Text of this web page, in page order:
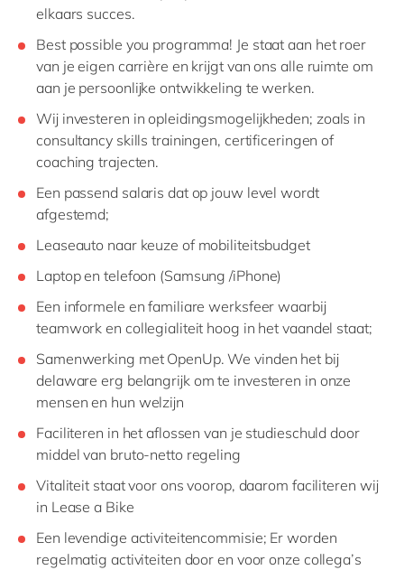
elkaars succes.
Best possible you programma! Je staat aan het roer
van je eigen carrière en krijgt van ons alle ruimte om
aan je persoonlijke ontwikkeling te werken.
Wij investeren in opleidingsmogelijkheden; zoals in
consultancy skills trainingen, certificeringen of
coaching trajecten.
Een passend salaris dat op jouw level wordt
afgestemd;
Leaseauto naar keuze of mobiliteitsbudget
Laptop en telefoon (Samsung /iPhone)
Een informele en familiare werksfeer waarbij
teamwork en collegialiteit hoog in het vaandel staat;
Samenwerking met OpenUp. We vinden het bij
delaware erg belangrijk om te investeren in onze
mensen en hun welzijn
Faciliteren in het aflossen van je studieschuld door
middel van bruto-netto regeling
Vitaliteit staat voor ons voorop, daarom faciliteren wij
in Lease a Bike
Een levendige activiteitencommisie; Er worden
regelmatig activiteiten door en voor onze collega’s